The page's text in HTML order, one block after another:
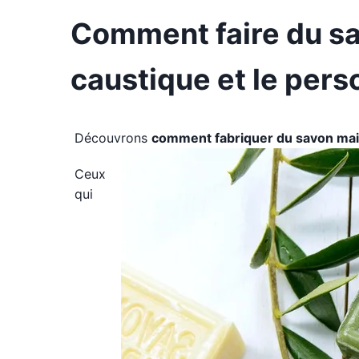
Comment faire du
caustique et le
Découvrons comment fabriquer du savon
Ceux
qui